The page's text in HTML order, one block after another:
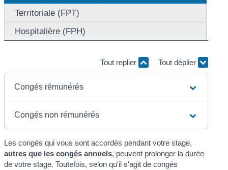
Territoriale (FPT)
Hospitalière (FPH)
Tout replier Tout déplier
Congés rémunérés
Congés non rémunérés
Les congés qui vous sont accordés pendant votre stage,
autres que les congés annuels, peuvent prolonger la durée
de votre stage. Toutefois, selon qu'il s'agit de congés